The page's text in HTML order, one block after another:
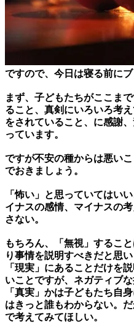
ですので、今日は寝る前に
まず、子どもたちがここま
ること、真剣にいろいろ考
をされていること、に感謝
っています。
ですが不安の種からは悪い
でおきましょう。
「怖い」と思っていてはい
イナスの感情、マイナスの
さない。
もちろん、「無視」するこ
り事情を説明すべきだと思
「現実」にあることだけを
いことですが、ネガティブ
「真実」かは子どもたち自
はきっと誰もわからない。
で考えてみてほしい。